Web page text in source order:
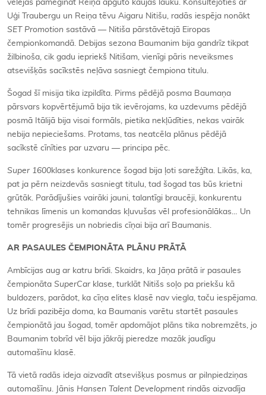
vēlējās pamēģināt Reiņa apgūto kaujas lauku. Konsultējoties ar
Uģi Traubergu un Reiņa tēvu Aigaru Nitišu, radās iespēja nonākt
SET Promotion sastāvā — Nitiša pārstāvētajā Eiropas
čempionkomandā. Debijas sezona Baumanim bija gandrīz tikpat
žilbinoša, cik gadu iepriekš Nitišam, vienīgi pāris neveiksmes
atsevišķās sacīkstēs neļāva sasniegt čempiona titulu.
Šogad šī misija tika izpildīta. Pirms pēdējā posma Baumaņa
pārsvars kopvērtējumā bija tik ievērojams, ka uzdevums pēdējā
posmā Itālijā bija visai formāls, pietika nekļūdīties, nekas vairāk
nebija nepieciešams. Protams, tas neatcēla plānus pēdējā
sacīkstē cīnīties par uzvaru — principa pēc.
Super 1600klases konkurence šogad bija ļoti sarežģīta. Likās, ka,
pat ja pērn neizdevās sasniegt titulu, tad šogad tas būs krietni
grūtāk. Parādījušies vairāki jauni, talantīgi braucēji, konkurentu
tehnikas līmenis un komandas kļuvušas vēl profesionālākas… Un
tomēr progresējis un nobriedis cīņai bija arī Baumanis.
AR PASAULES ČEMPIONĀTA PLĀNU PRĀTĀ
Ambīcijas aug ar katru brīdi. Skaidrs, ka Jāņa prātā ir pasaules
čempionāta SuperCarklase, turklāt Nitišs soļo pa priekšu kā
buldozers, parādot, ka cīņa elites klasē nav viegla, taču iespējama.
Uz brīdi pazibēja doma, ka Baumanis varētu startēt pasaules
čempionātā jau šogad, tomēr apdomājot plāns tika nobremzēts, jo
Baumanim tobrīd vēl bija jākrāj pieredze mazāk jaudīgu
automašīnu klasē.
Tā vietā radās ideja aizvadīt atsevišķus posmus ar pilnpiedziņas
automašīnu. Jānis Hansen Talent Development rindās aizvadīja